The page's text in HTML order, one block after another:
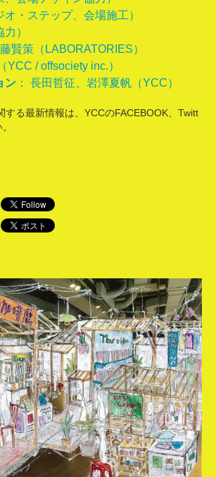
・ステップ、会場施工）
）
賢策（LABORATORIES）
YCC /offsociety inc.）
ン ： 長田哲征、岩澤夏帆（YCC）
する最新情報は、YCCのFACEBOOK、Twitt